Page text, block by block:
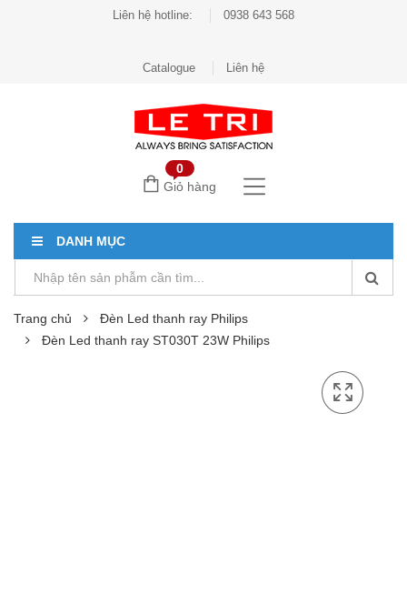
Liên hệ hotline: 0938 643 568
Catalogue Liên hệ
0
Giỏ hàng
DANH MỤC
Trang chủ
Đèn Led thanh ray Philips
Đèn Led thanh ray ST030T 23W Philips